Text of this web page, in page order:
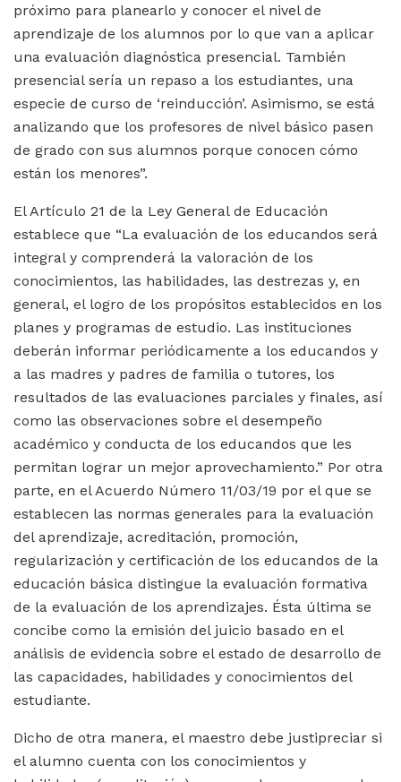
próximo para planearlo y conocer el nivel de
aprendizaje de los alumnos por lo que van a aplicar
una evaluación diagnóstica presencial. También
presencial sería un repaso a los estudiantes, una
especie de curso de ‘reinducción’. Asimismo, se está
analizando que los profesores de nivel básico pasen
de grado con sus alumnos porque conocen cómo
están los menores”.
El Artículo 21 de la Ley General de Educación
establece que “La evaluación de los educandos será
integral y comprenderá la valoración de los
conocimientos, las habilidades, las destrezas y, en
general, el logro de los propósitos establecidos en los
planes y programas de estudio. Las instituciones
deberán informar periódicamente a los educandos y
a las madres y padres de familia o tutores, los
resultados de las evaluaciones parciales y finales, así
como las observaciones sobre el desempeño
académico y conducta de los educandos que les
permitan lograr un mejor aprovechamiento.” Por otra
parte, en el Acuerdo Número 11/03/19 por el que se
establecen las normas generales para la evaluación
del aprendizaje, acreditación, promoción,
regularización y certificación de los educandos de la
educación básica distingue la evaluación formativa
de la evaluación de los aprendizajes. Ésta última se
concibe como la emisión del juicio basado en el
análisis de evidencia sobre el estado de desarrollo de
las capacidades, habilidades y conocimientos del
estudiante.
Dicho de otra manera, el maestro debe justipreciar si
el alumno cuenta con los conocimientos y